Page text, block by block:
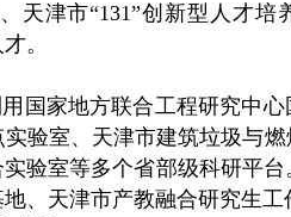
天津市“131”创新型人才培
。
国家地方联合工程研究中心
验室、天津市建筑垃圾与
验室等多个省部级科研平
、天津市产教融合研究生工